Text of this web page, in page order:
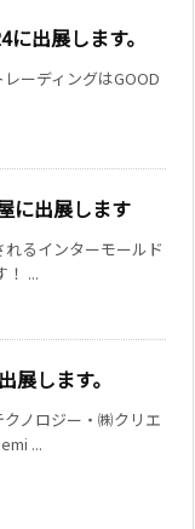
出展します。
ーディングはGOOD
に出展します
るインターモールド
！ ...
します。
ノロジー・㈱クリエ
...